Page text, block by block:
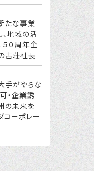
たな事業
地域の活
０周年企
古荘社長
手がやらな
・企業誘
の未来を
コーポレー